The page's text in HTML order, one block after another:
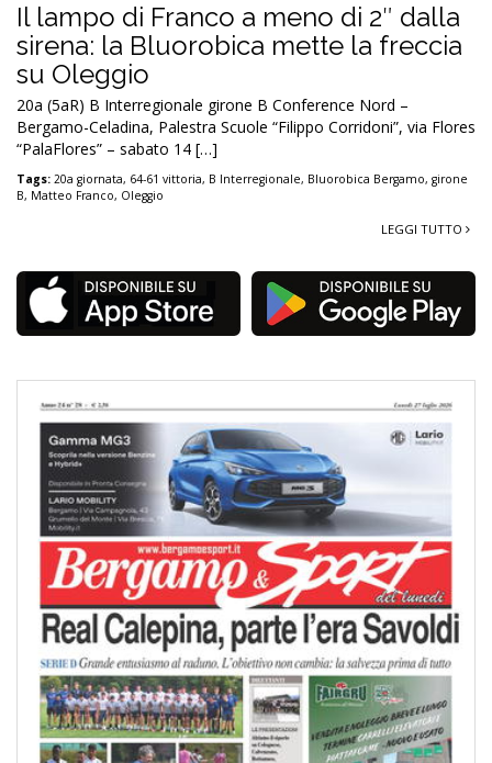
Il lampo di Franco a meno di 2″ dalla
sirena: la Bluorobica mette la freccia
su Oleggio
20a (5aR) B Interregionale girone B Conference Nord –
Bergamo-Celadina, Palestra Scuole “Filippo Corridoni”, via Flores
“PalaFlores” – sabato 14 […]
Tags: 20a giornata, 64-61 vittoria, B Interregionale, Bluorobica Bergamo, girone
B, Matteo Franco, Oleggio
LEGGI TUTTO